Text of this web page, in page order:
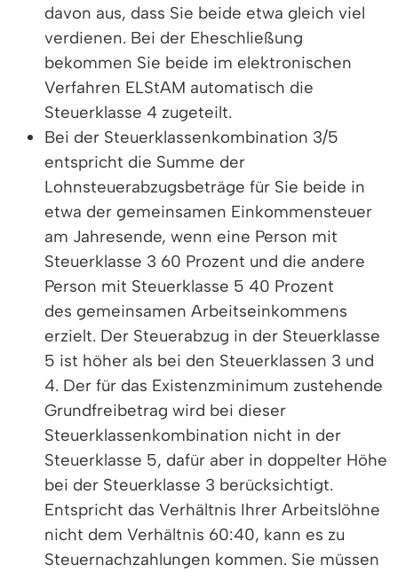
davon aus, dass Sie beide etwa gleich viel
verdienen. Bei der Eheschließung
bekommen Sie beide im elektronischen
Verfahren ELStAM automatisch die
Steuerklasse 4 zugeteilt.
Bei der Steuerklassenkombination 3/5
entspricht die Summe der
Lohnsteuerabzugsbeträge für Sie beide in
etwa der gemeinsamen Einkommensteuer
am Jahresende, wenn eine Person mit
Steuerklasse 3 60 Prozent und die andere
Person mit Steuerklasse 5 40 Prozent
des gemeinsamen Arbeitseinkommens
erzielt. Der Steuerabzug in der Steuerklasse
5 ist höher als bei den Steuerklassen 3 und
4. Der für das Existenzminimum zustehende
Grundfreibetrag wird bei dieser
Steuerklassenkombination nicht in der
Steuerklasse 5, dafür aber in doppelter Höhe
bei der Steuerklasse 3 berücksichtigt.
Entspricht das Verhältnis Ihrer Arbeitslöhne
nicht dem Verhältnis 60:40, kann es zu
Steuernachzahlungen kommen. Sie müssen